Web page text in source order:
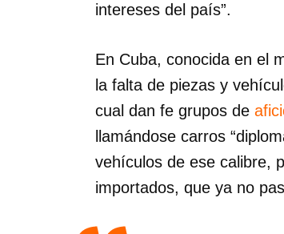
intereses del país”.
En Cuba, conocida en el
la falta de piezas y
cual dan fe grupos de
llamándose carros
vehículos de ese calibre,
importados, que ya no